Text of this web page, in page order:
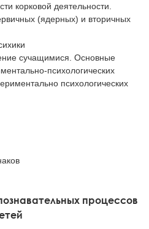
корковой деятельности.
(ядерных) и вторичных
сучащимися. Основные
психологических
психологических
процессов